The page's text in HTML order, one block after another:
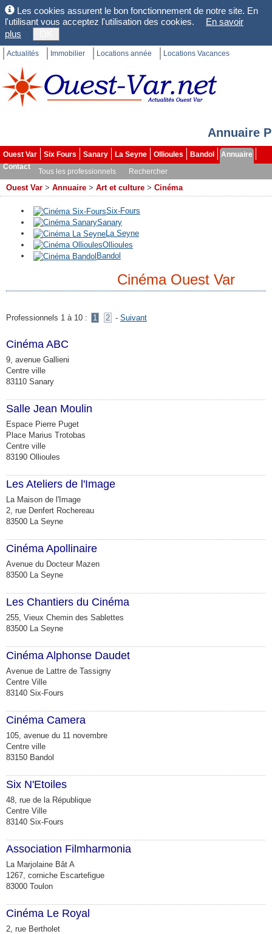
Les cookies assurent le bon fonctionnement de notre site. En
l'utilisant vous acceptez l'utilisation des cookies.
En savoir
plus
Actualités Immobilier Locations année Locations Vacances
Annuaire
Ouest Var Six Fours Sanary La Seyne Ollioules Bandol
Annuaire
Contact
Tous les professionnels Rechercher
Ouest Var > Annuaire > Art et culture > Cinéma
Six-Fours
Sanary
La Seyne
Ollioules
Bandol
Cinéma Ouest Var
Professionnels 1 à 10 : 1 2 - Suivant
Cinéma ABC
9, avenue Gallieni
Centre ville
83110 Sanary
Salle Jean Moulin
Espace Pierre Puget
Place Marius Trotobas
Centre ville
83190 Ollioules
Les Ateliers de l'Image
La Maison de l'Image
2, rue Denfert Rochereau
83500 La Seyne
Cinéma Apollinaire
Avenue du Docteur Mazen
83500 La Seyne
Les Chantiers du Cinéma
255, Vieux Chemin des Sablettes
83500 La Seyne
Cinéma Alphonse Daudet
Avenue de Lattre de Tassigny
Centre Ville
83140 Six-Fours
Cinéma Camera
105, avenue du 11 novembre
Centre ville
83150 Bandol
Six N'Etoiles
48, rue de la République
Centre Ville
83140 Six-Fours
Association Filmharmonia
La Marjolaine Bât A
1267, corniche Escartefigue
83000 Toulon
Cinéma Le Royal
2, rue Bertholet